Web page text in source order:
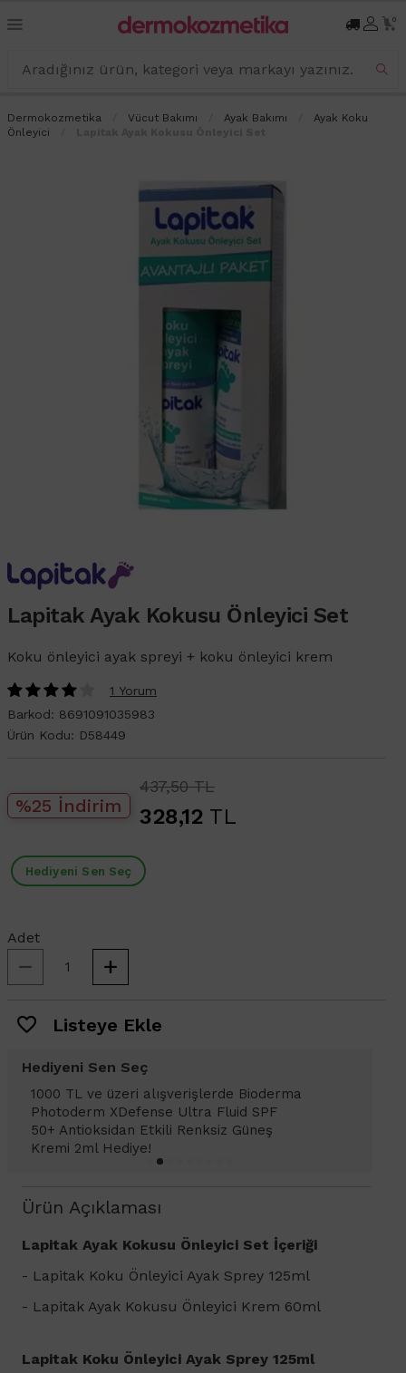
0
Dermokozmetika Vücut Bakımı Ayak Bakımı
Ayak Koku
Önleyici
Lapitak Ayak Kokusu Önleyici Set
Koku önleyici ayak spreyi + koku önleyici krem
1 Yorum
Barkod: 8691091035983
Ürün Kodu: D58449
%25 İndirim
437,50 TL
328,12 TL
Hediyeni Sen Seç
Adet
Listeye Ekle
Hediyeni Sen Seç
1500 TL ve üzeri alışverişlerinizde Vichy
Dercos Energisant Shampoo - Dökülme
Karşıtı Bakım Şampuanı 6ml
Ürün Açıklaması
Lapitak Ayak Kokusu Önleyici Set İçeriği
- Lapitak Koku Önleyici Ayak Sprey 125ml
- Lapitak Ayak Kokusu Önleyici Krem 60ml
Lapitak Koku Önleyici Ayak Sprey 125ml